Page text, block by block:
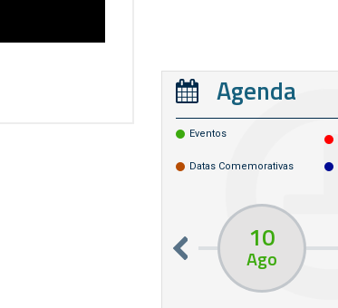
Agenda
Eventos
Datas Comemorativas
10
Ago